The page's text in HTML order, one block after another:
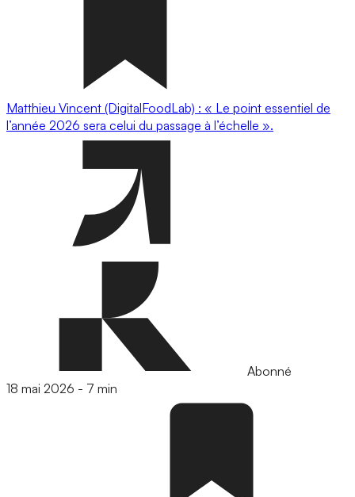
Matthieu Vincent (DigitalFoodLab) : « Le point essentiel de
l’année 2026 sera celui du passage à l’échelle ».
Abonné
18 mai 2026 - 7 min